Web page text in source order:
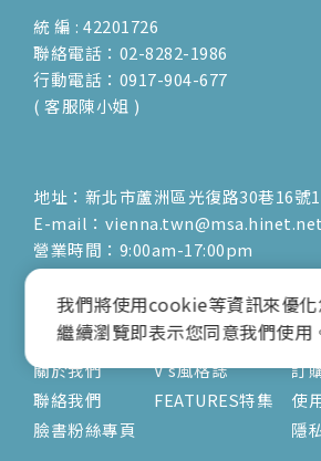
統 編 : 42201726
聯絡電話：02-8282-1986
行動電話：0917-904-677
( 客服陳小姐 )
地址：新北市蘆洲區光復路30巷16號
E-mail：vienna.twn@msa.hinet.net
營業時間：9:00am-17:00pm
( 公休日詳見臉書粉專置頂文 )
關於
關於我們
聯絡我們
臉書粉絲專頁
文章
V's風格誌
FEATURES特集
服
訂
使
隱
我們將使用cookie等資訊來優化
繼續瀏覽即表示您同意我們使用